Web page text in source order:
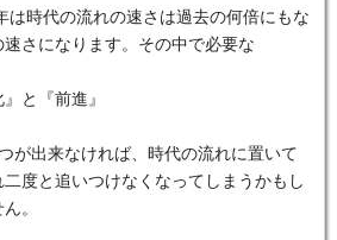
は時代の流れの速さは過去の何倍にもな
速さになります。その中で必要な
』と『前進』
が出来なければ、時代の流れに置いて
二度と追いつけなくなってしまうかもし
。